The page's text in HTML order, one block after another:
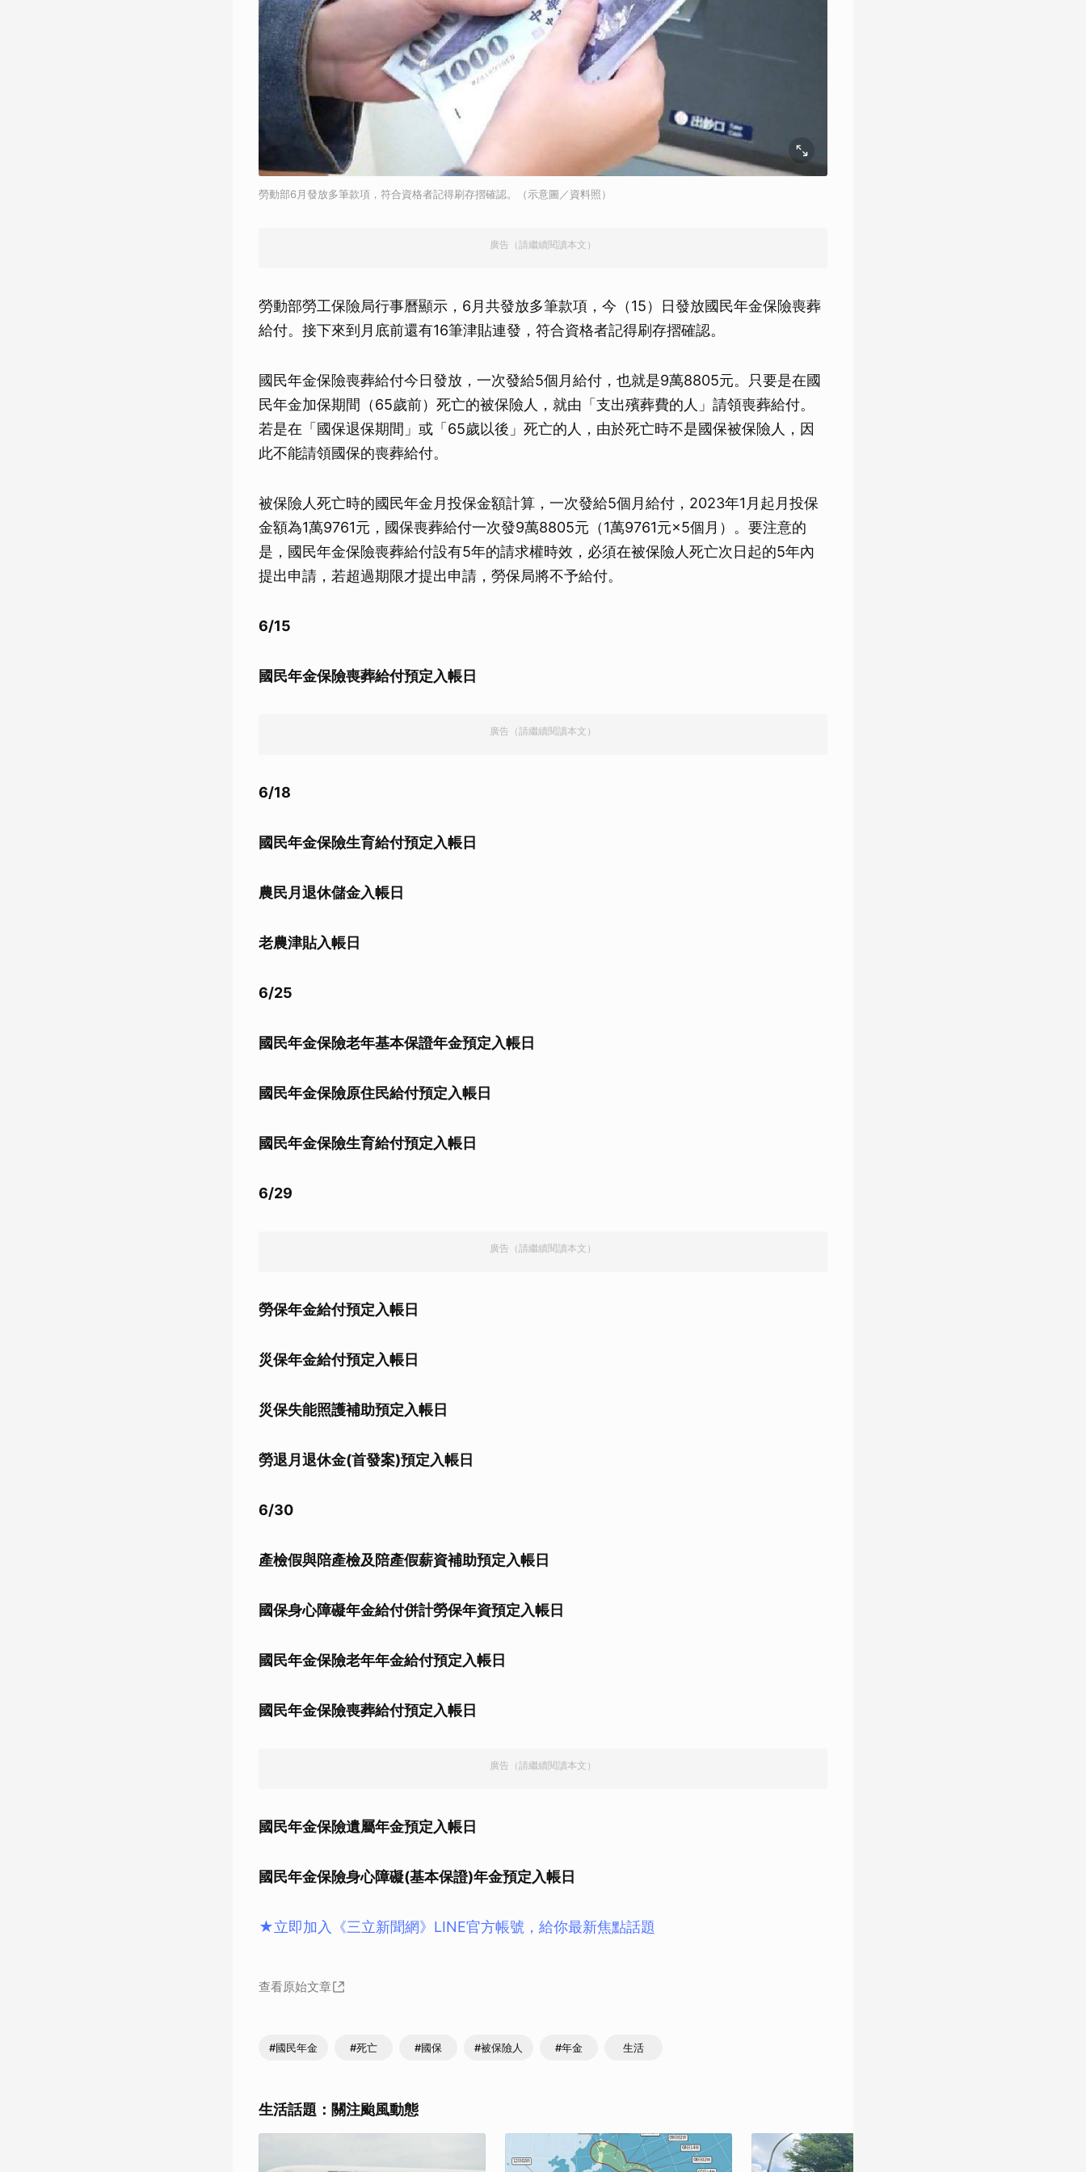
勞動部6月發放多筆款項，符合資格者記得刷存摺確認。（示意圖／資料照）
廣告（請繼續閱讀本文）
勞動部勞工保險局行事曆顯示，6月共發放多筆款項，今（15）日發放國民年金保險喪葬
給付。接下來到月底前還有16筆津貼連發，符合資格者記得刷存摺確認。
國民年金保險喪葬給付今日發放，一次發給5個月給付，也就是9萬8805元。只要是在國
民年金加保期間（65歲前）死亡的被保險人，就由「支出殯葬費的人」請領喪葬給付。
若是在「國保退保期間」或「65歲以後」死亡的人，由於死亡時不是國保被保險人，因
此不能請領國保的喪葬給付。
被保險人死亡時的國民年金月投保金額計算，一次發給5個月給付，2023年1月起月投保
金額為1萬9761元，國保喪葬給付一次發9萬8805元（1萬9761元×5個月）。要注意的
是，國民年金保險喪葬給付設有5年的請求權時效，必須在被保險人死亡次日起的5年內
提出申請，若超過期限才提出申請，勞保局將不予給付。
6/15
國民年金保險喪葬給付預定入帳日
廣告（請繼續閱讀本文）
6/18
國民年金保險生育給付預定入帳日
農民月退休儲金入帳日
老農津貼入帳日
6/25
國民年金保險老年基本保證年金預定入帳日
國民年金保險原住民給付預定入帳日
國民年金保險生育給付預定入帳日
6/29
廣告（請繼續閱讀本文）
勞保年金給付預定入帳日
災保年金給付預定入帳日
災保失能照護補助預定入帳日
勞退月退休金(首發案)預定入帳日
6/30
產檢假與陪產檢及陪產假薪資補助預定入帳日
國保身心障礙年金給付併計勞保年資預定入帳日
國民年金保險老年年金給付預定入帳日
國民年金保險喪葬給付預定入帳日
廣告（請繼續閱讀本文）
國民年金保險遺屬年金預定入帳日
國民年金保險身心障礙(基本保證)年金預定入帳日
★立即加入《三立新聞網》LINE官方帳號，給你最新焦點話題
查看原始文章
#國民年金 #死亡 #國保 #被保險人 #年金 生活
生活話題：關注颱風動態
取消